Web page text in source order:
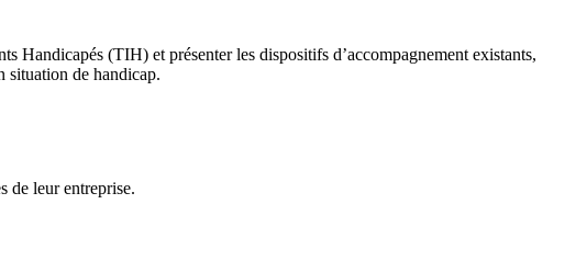
Handicapés (TIH) et présenter les dispositifs d’accompagnement existants,
situation de handicap.
de leur entreprise.